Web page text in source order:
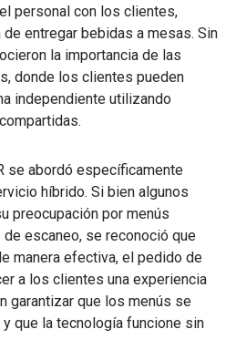
personal con los clientes,
entregar bebidas a mesas. Sin
la importancia de las
donde los clientes pueden
independiente utilizando
se abordó específicamente
híbrido. Si bien algunos
preocupación por menús
escaneo, se reconoció que
manera efectiva, el pedido de
a los clientes una experiencia
garantizar que los menús se
que la tecnología funcione sin